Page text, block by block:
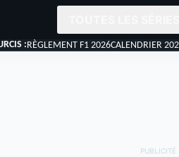
:RÈGLEMENT F1 2026CALENDRIER